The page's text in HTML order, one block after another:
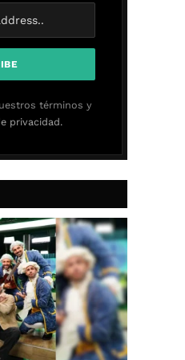
términos y
privacidad.